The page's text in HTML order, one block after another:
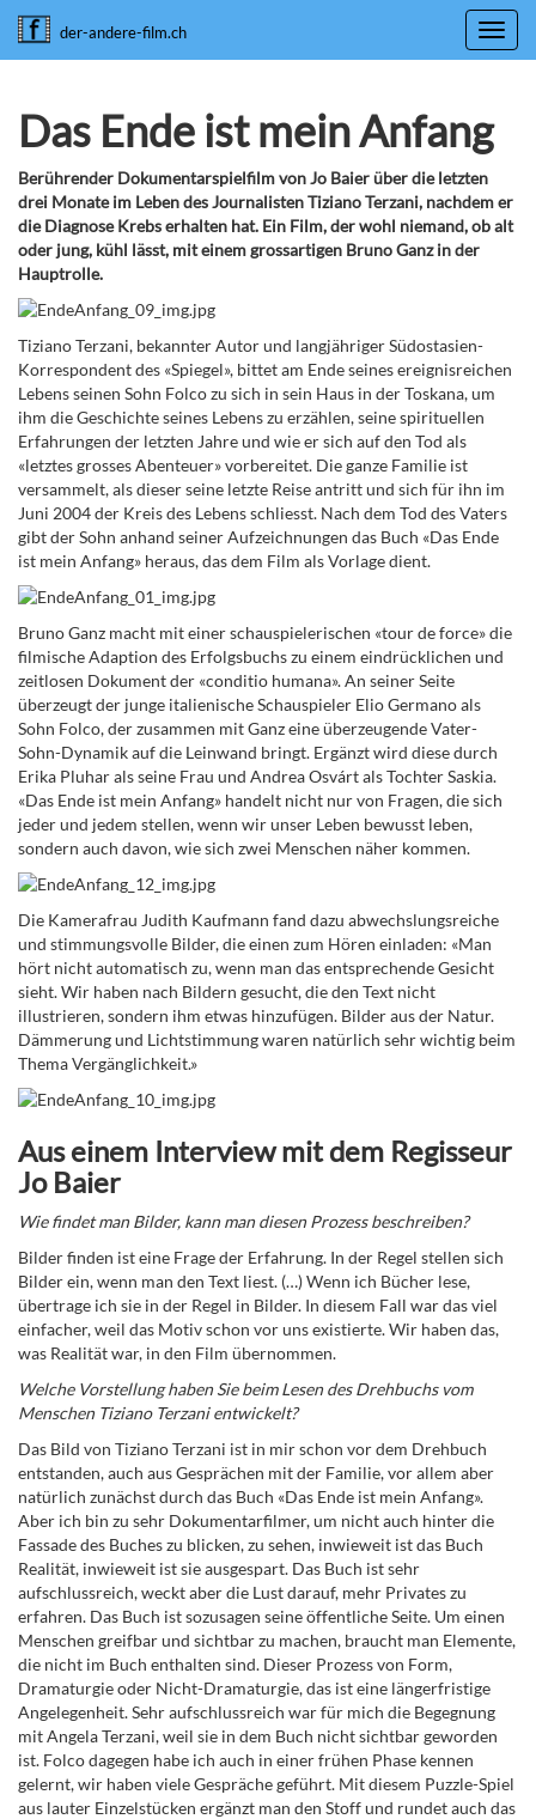
der-andere-film.ch
Das Ende ist mein Anfang
Berührender Dokumentarspielfilm von Jo Baier über die letzten
drei Monate im Leben des Journalisten Tiziano Terzani, nachdem er
die Diagnose Krebs erhalten hat. Ein Film, der wohl niemand, ob alt
oder jung, kühl lässt, mit einem grossartigen Bruno Ganz in der
Hauptrolle.
Tiziano Terzani, bekannter Autor und langjähriger Südostasien-
Korrespondent des «Spiegel», bittet am Ende seines ereignisreichen
Lebens seinen Sohn Folco zu sich in sein Haus in der Toskana, um
ihm die Geschichte seines Lebens zu erzählen, seine spirituellen
Erfahrungen der letzten Jahre und wie er sich auf den Tod als
«letztes grosses Abenteuer» vorbereitet. Die ganze Familie ist
versammelt, als dieser seine letzte Reise antritt und sich für ihn im
Juni 2004 der Kreis des Lebens schliesst. Nach dem Tod des Vaters
gibt der Sohn anhand seiner Aufzeichnungen das Buch «Das Ende
ist mein Anfang» heraus, das dem Film als Vorlage dient.
Bruno Ganz macht mit einer schauspielerischen «tour de force» die
filmische Adaption des Erfolgsbuchs zu einem eindrücklichen und
zeitlosen Dokument der «conditio humana». An seiner Seite
überzeugt der junge italienische Schauspieler Elio Germano als
Sohn Folco, der zusammen mit Ganz eine überzeugende Vater-
Sohn-Dynamik auf die Leinwand bringt. Ergänzt wird diese durch
Erika Pluhar als seine Frau und Andrea Osvárt als Tochter Saskia.
«Das Ende ist mein Anfang» handelt nicht nur von Fragen, die sich
jeder und jedem stellen, wenn wir unser Leben bewusst leben,
sondern auch davon, wie sich zwei Menschen näher kommen.
Die Kamerafrau Judith Kaufmann fand dazu abwechslungsreiche
und stimmungsvolle Bilder, die einen zum Hören einladen: «Man
hört nicht automatisch zu, wenn man das entsprechende Gesicht
sieht. Wir haben nach Bildern gesucht, die den Text nicht
illustrieren, sondern ihm etwas hinzufügen. Bilder aus der Natur.
Dämmerung und Lichtstimmung waren natürlich sehr wichtig beim
Thema Vergänglichkeit.»
Aus einem Interview mit dem Regisseur
Jo Baier
Wie findet man Bilder, kann man diesen Prozess beschreiben?
Bilder finden ist eine Frage der Erfahrung. In der Regel stellen sich
Bilder ein, wenn man den Text liest. (…) Wenn ich Bücher lese,
übertrage ich sie in der Regel in Bilder. In diesem Fall war das viel
einfacher, weil das Motiv schon vor uns existierte. Wir haben das,
was Realität war, in den Film übernommen.
Welche Vorstellung haben Sie beim Lesen des Drehbuchs vom
Menschen Tiziano Terzani entwickelt?
Das Bild von Tiziano Terzani ist in mir schon vor dem Drehbuch
entstanden, auch aus Gesprächen mit der Familie, vor allem aber
natürlich zunächst durch das Buch «Das Ende ist mein Anfang».
Aber ich bin zu sehr Dokumentarfilmer, um nicht auch hinter die
Fassade des Buches zu blicken, zu sehen, inwieweit ist das Buch
Realität, inwieweit ist sie ausgespart. Das Buch ist sehr
aufschlussreich, weckt aber die Lust darauf, mehr Privates zu
erfahren. Das Buch ist sozusagen seine öffentliche Seite. Um einen
Menschen greifbar und sichtbar zu machen, braucht man Elemente,
die nicht im Buch enthalten sind. Dieser Prozess von Form,
Dramaturgie oder Nicht-Dramaturgie, das ist eine längerfristige
Angelegenheit. Sehr aufschlussreich war für mich die Begegnung
mit Angela Terzani, weil sie in dem Buch nicht sichtbar geworden
ist. Folco dagegen habe ich auch in einer frühen Phase kennen
gelernt, wir haben viele Gespräche geführt. Mit diesem Puzzle-Spiel
aus lauter Einzelstücken ergänzt man den Stoff und rundet auch das